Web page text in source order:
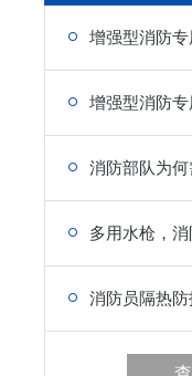
增强型消防
多用水枪，